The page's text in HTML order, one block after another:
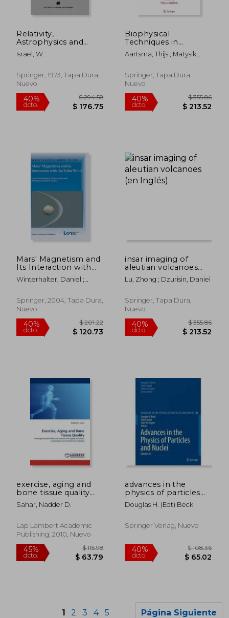
dcto. $ 34.62
$ 56.02
$
Relativity,
Astrophysics and
Cosmology:
Proceedings of the
14-26 August, 1972 at
the Banff Centre,
Inglés)
Israel, W.
Springer, 1973, Tapa Dura,
Nuevo
Biophysical
Techniques in
Photosynthesis,
Volume II (en Inglés)
Aartsma, Thijs ; Matysik,
Springer, Tapa Dura,
Nuevo
Mars' Magnetism and
Its Interaction with
the Solar Wind (en
Inglés)
Winterhalter, Daniel ;
Alexander
Springer, 2004, Tapa Dura,
Nuevo
insar imaging of
aleutian volcanoes
(en Inglés)
Lu, Zhong ; Dzurisin, Daniel
Springer, Tapa Dura,
Nuevo
exercise, aging and
bone tissue quality
(en Inglés)
Sahar, Nadder D.
Lap Lambert Academic
Publishing, 2010, Nuevo
advances in the
physics of particles
and nuclei
Douglas H. (edt) Beck
Springer Verlag, Nuevo
1 2 3 4 5 Página Siguiente